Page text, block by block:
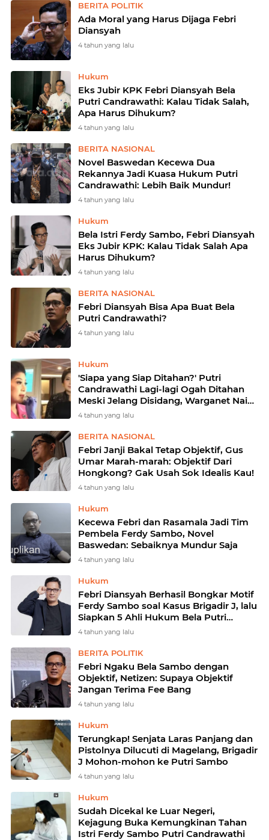
BERITA POLITIK
Ada Moral yang Harus Dijaga Febri
Diansyah
4 tahun yang lalu
Hukum
Eks Jubir KPK Febri Diansyah Bela
Putri Candrawathi: Kalau Tidak Salah,
Apa Harus Dihukum?
4 tahun yang lalu
BERITA NASIONAL
Novel Baswedan Kecewa Dua
Rekannya Jadi Kuasa Hukum Putri
Candrawathi: Lebih Baik Mundur!
4 tahun yang lalu
Hukum
Bela Istri Ferdy Sambo, Febri Diansyah
Eks Jubir KPK: Kalau Tidak Salah Apa
Harus Dihukum?
4 tahun yang lalu
BERITA NASIONAL
Febri Diansyah Bisa Apa Buat Bela
Putri Candrawathi?
4 tahun yang lalu
Hukum
'Siapa yang Siap Ditahan?' Putri
Candrawathi Lagi-lagi Ogah Ditahan
Meski Jelang Disidang, Warganet Naik
Darah
4 tahun yang lalu
BERITA NASIONAL
Febri Janji Bakal Tetap Objektif, Gus
Umar Marah-marah: Objektif Dari
Hongkong? Gak Usah Sok Idealis Kau!
4 tahun yang lalu
Hukum
Kecewa Febri dan Rasamala Jadi Tim
Pembela Ferdy Sambo, Novel
Baswedan: Sebaiknya Mundur Saja
4 tahun yang lalu
Hukum
Febri Diansyah Berhasil Bongkar Motif
Ferdy Sambo soal Kasus Brigadir J, lalu
Siapkan 5 Ahli Hukum Bela Putri
Candrawathi, Siapa Saja?
4 tahun yang lalu
BERITA POLITIK
Febri Ngaku Bela Sambo dengan
Objektif, Netizen: Supaya Objektif
Jangan Terima Fee Bang
4 tahun yang lalu
Hukum
Terungkap! Senjata Laras Panjang dan
Pistolnya Dilucuti di Magelang, Brigadir
J Mohon-mohon ke Putri Sambo
4 tahun yang lalu
Hukum
Sudah Dicekal ke Luar Negeri,
Kejagung Buka Kemungkinan Tahan
Istri Ferdy Sambo Putri Candrawathi